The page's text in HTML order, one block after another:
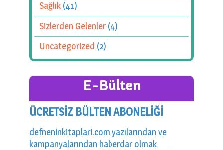
Sağlık (41)
Sizlerden Gelenler(4)
Uncategorized (2)
E-Bülten
ÜCRETSİZ BÜLTEN ABONELİĞİ
defneninkitaplari.com yazılarından ve
kampanyalarından haberdar olmak